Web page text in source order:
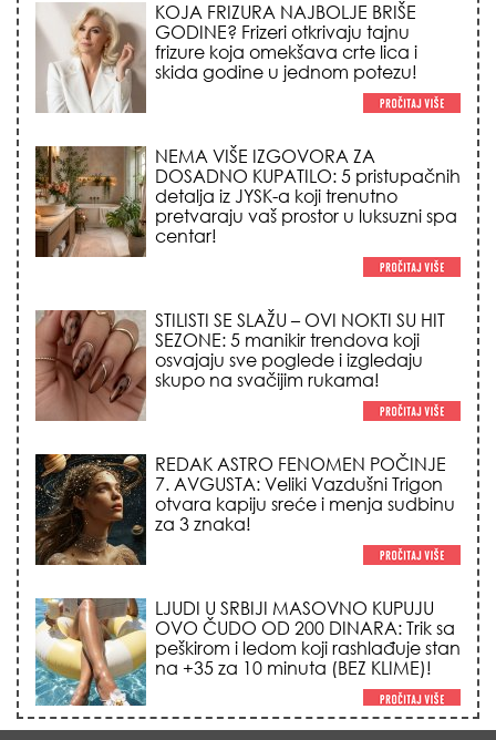
KOJA FRIZURA NAJBOLJE BRIŠE
GODINE? Frizeri otkrivaju tajnu
frizure koja omekšava crte lica i
skida godine u jednom potezu!
NEMA VIŠE IZGOVORA ZA
DOSADNO KUPATILO: 5 pristupačnih
detalja iz JYSK-a koji trenutno
pretvaraju vaš prostor u luksuzni spa
centar!
STILISTI SE SLAŽU – OVI NOKTI SU HIT
SEZONE: 5 manikir trendova koji
osvajaju sve poglede i izgledaju
skupo na svačijim rukama!
REDAK ASTRO FENOMEN POČINJE
7. AVGUSTA: Veliki Vazdušni Trigon
otvara kapiju sreće i menja sudbinu
za 3 znaka!
LJUDI U SRBIJI MASOVNO KUPUJU
OVO ČUDO OD 200 DINARA: Trik sa
peškirom i ledom koji rashlađuje stan
na +35 za 10 minuta (BEZ KLIME)!